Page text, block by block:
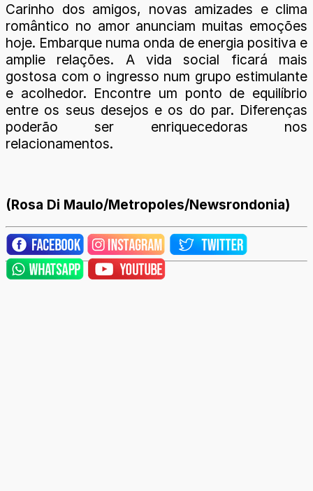
Carinho dos amigos, novas amizades e clima
romântico no amor anunciam muitas emoções
hoje. Embarque numa onda de energia positiva e
amplie relações. A vida social ficará mais
gostosa com o ingresso num grupo estimulante
e acolhedor. Encontre um ponto de equilíbrio
entre os seus desejos e os do par. Diferenças
poderão ser enriquecedoras nos
relacionamentos.
(Rosa Di Maulo/Metropoles/Newsrondonia)